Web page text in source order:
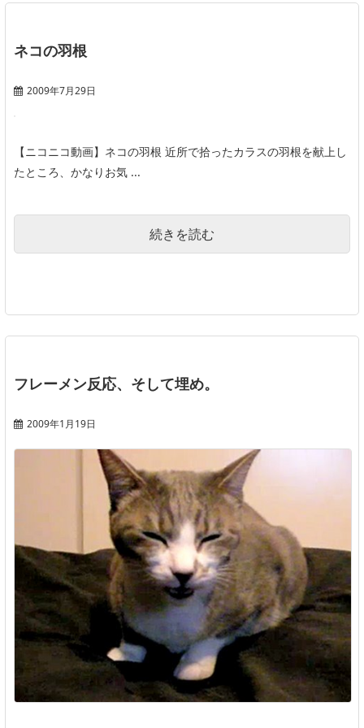
ネコの羽根
2009年7月29日
【ニコニコ動画】ネコの羽根 近所で拾ったカラスの羽根を献上し
たところ、かなりお気 ...
続きを読む
フレーメン反応、そして埋め。
2009年1月19日